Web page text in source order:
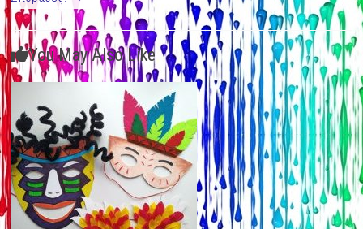
You May Also Like